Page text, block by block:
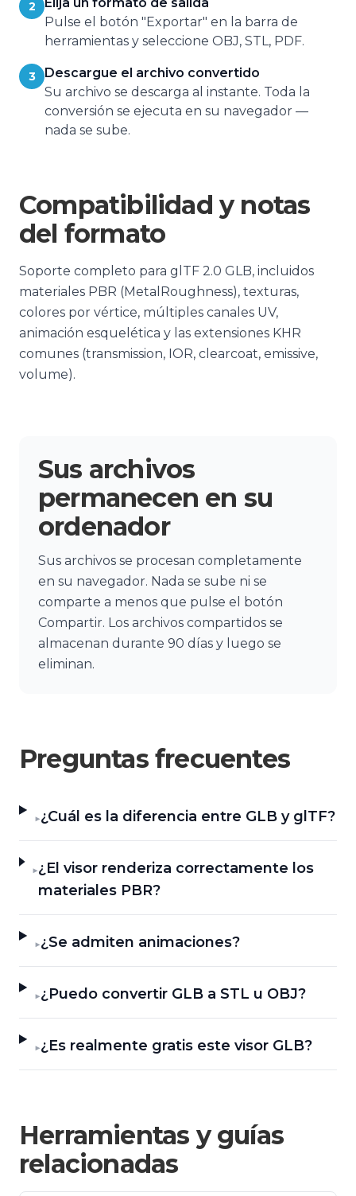
2
Pulse el botón "Exportar" en la barra de
herramientas y seleccione OBJ, STL, PDF.
3
Descargue el archivo convertido
Su archivo se descarga al instante. Toda la
conversión se ejecuta en su navegador —
nada se sube.
Compatibilidad y notas
del formato
Soporte completo para glTF 2.0 GLB, incluidos
materiales PBR (MetalRoughness), texturas,
colores por vértice, múltiples canales UV,
animación esquelética y las extensiones KHR
comunes (transmission, IOR, clearcoat, emissive,
volume).
Sus archivos
permanecen en su
ordenador
Sus archivos se procesan completamente
en su navegador. Nada se sube ni se
comparte a menos que pulse el botón
Compartir. Los archivos compartidos se
almacenan durante 90 días y luego se
eliminan.
Preguntas frecuentes
▶¿Cuál es la diferencia entre GLB y glTF?
▶¿El visor renderiza correctamente los
materiales PBR?
▶¿Se admiten animaciones?
▶¿Puedo convertir GLB a STL u OBJ?
▶¿Es realmente gratis este visor GLB?
Herramientas y guías
relacionadas